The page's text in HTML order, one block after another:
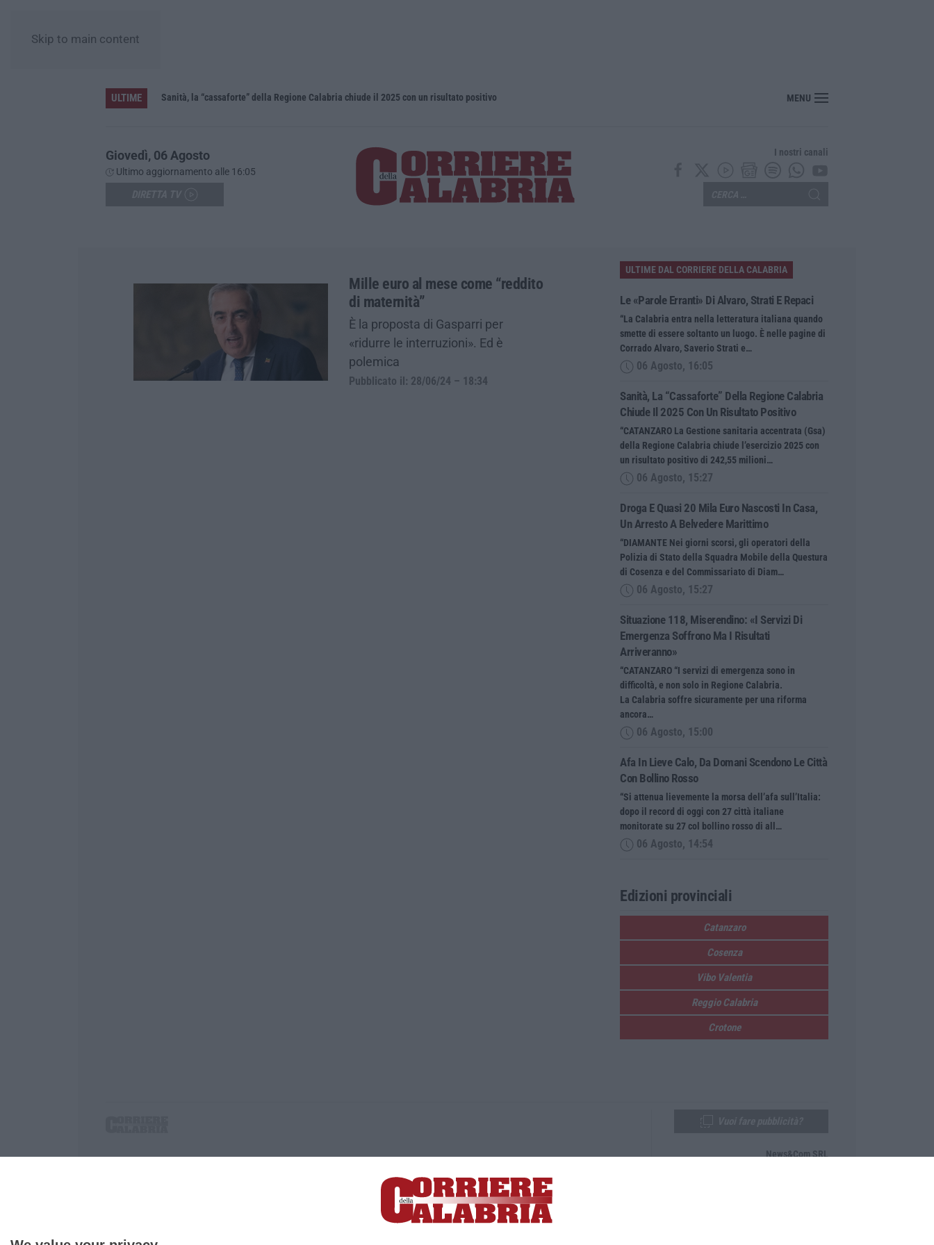
Skip to main content
ULTIME Sanità, la “cassaforte” della Regione Calabria chiude il 2025 con un risultato positivo Droga e quasi 20 mila euro nascosti in casa, un arresto a Belvedere Marittimo
MENU
Giovedì, 06 Agosto
Ultimo aggiornamento alle 16:05
I nostri canali
Mille euro al mese come “reddito
di maternità”
È la proposta di Gasparri per
«ridurre le interruzioni». Ed è
polemica
Pubblicato il: 28/06/24 – 18:34
ULTIME DAL CORRIERE DELLA CALABRIA
Le «parole Erranti» Di Alvaro, Strati E Repaci
“La Calabria entra nella letteratura italiana quando
smette di essere soltanto un luogo. È nelle pagine di
Corrado Alvaro, Saverio Strati e…
06 Agosto, 16:05
Sanità, La “cassaforte” Della Regione Calabria
Chiude Il 2025 Con Un Risultato Positivo
“CATANZARO La Gestione sanitaria accentrata (Gsa)
della Regione Calabria chiude l’esercizio 2025 con
un risultato positivo di 242,55 milioni…
06 Agosto, 15:27
Droga E Quasi 20 Mila Euro Nascosti In Casa,
Un Arresto A Belvedere Marittimo
“DIAMANTE Nei giorni scorsi, gli operatori della
Polizia di Stato della Squadra Mobile della Questura
di Cosenza e del Commissariato di Diam…
06 Agosto, 15:27
Situazione 118, Miserendino: «I Servizi Di
Emergenza Soffrono Ma I Risultati
Arriveranno»
“CATANZARO “I servizi di emergenza sono in
difficoltà, e non solo in Regione Calabria.
La Calabria soffre sicuramente per una riforma
ancora…
06 Agosto, 15:00
Afa In Lieve Calo, Da Domani Scendono Le Città
Con Bollino Rosso
“Si attenua lievemente la morsa dell’afa sull’Italia:
dopo il record di oggi con 27 città italiane
monitorate su 27 col bollino rosso di all…
06 Agosto, 14:54
Edizioni provinciali
Catanzaro
Cosenza
Vibo Valentia
Reggio Calabria
Crotone
P.IVA. 03199620794, Via del mare 6/G, S.Eufemia, Lamezia Terme (CZ)
Iscrizione tribunale di Lamezia Terme 5/2011 - Direttore responsabile Paola Militano |Privacy
News&Com SRL